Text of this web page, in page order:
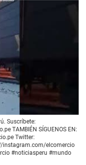
Suscríbete:
TAMBIÉN SÍGUENOS EN:
Twitter:
instagram.com/elcomercio
#noticiasperu #mundo